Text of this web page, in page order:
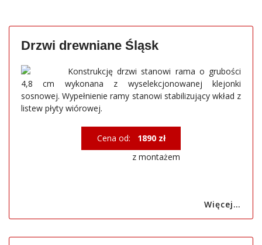
Drzwi drewniane Śląsk
Konstrukcję drzwi stanowi rama o grubości
4,8 cm wykonana z wyselekcjonowanej klejonki
sosnowej. Wypełnienie ramy stanowi stabilizujący wkład z
listew płyty wiórowej.
Cena od:
1890 zł
z montażem
Więcej…